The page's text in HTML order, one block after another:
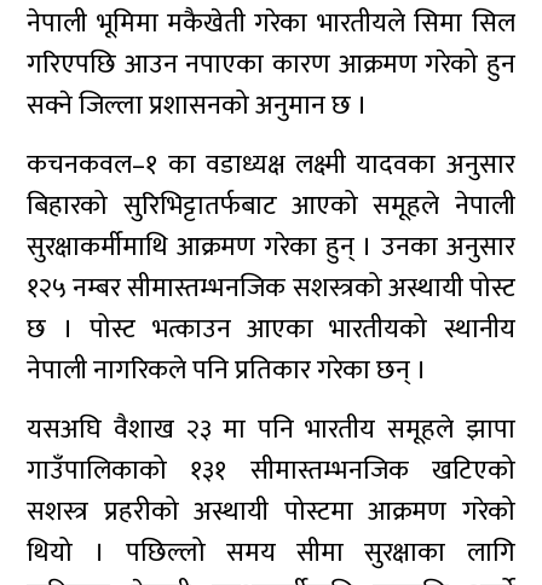
नेपाली भूमिमा मकैखेती गरेका भारतीयले सिमा सिल
गरिएपछि आउन नपाएका कारण आक्रमण गरेको हुन
सक्ने जिल्ला प्रशासनको अनुमान छ ।
कचनकवल–१ का वडाध्यक्ष लक्ष्मी यादवका अनुसार
बिहारको सुरिभिट्टातर्फबाट आएको समूहले नेपाली
सुरक्षाकर्मीमाथि आक्रमण गरेका हुन् । उनका अनुसार
१२५ नम्बर सीमास्तम्भनजिक सशस्त्रको अस्थायी पोस्ट
छ । पोस्ट भत्काउन आएका भारतीयको स्थानीय
नेपाली नागरिकले पनि प्रतिकार गरेका छन् ।
यसअघि वैशाख २३ मा पनि भारतीय समूहले झापा
गाउँपालिकाको १३१ सीमास्तम्भनजिक खटिएको
सशस्त्र प्रहरीको अस्थायी पोस्टमा आक्रमण गरेको
थियो । पछिल्लो समय सीमा सुरक्षाका लागि